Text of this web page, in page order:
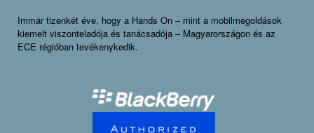
Immár tizenkét éve, hogy a Hands On – mint a mobilmegoldások
kiemelt viszonteladója és tanácsadója – Magyarországon és az
ECE régióban tevékenykedik.